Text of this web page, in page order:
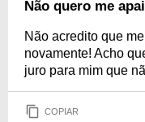
Não quero me
Não acredito que
novamente! Acho
juro para mim que
COPIAR